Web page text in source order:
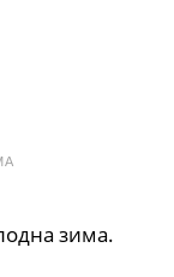
зима.